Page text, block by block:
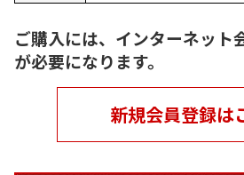
ご購入には、インターネット
が必要になります。
新規会員登録は